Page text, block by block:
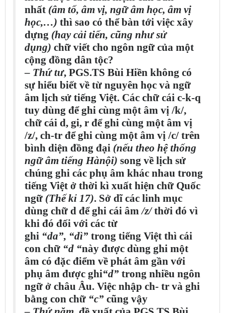
nhất (âm tố, âm vị, ngữ âm học, âm vị
học,…) thì sao có thể bàn tới việc xây
dựng (hay cải tiến, cũng như sử
dụng) chữ viết cho ngôn ngữ của một
cộng đồng dân tộc?
– Thứ tư, PGS.TS Bùi Hiền không có
sự hiểu biết về từ nguyên học và ngữ
âm lịch sử tiếng Việt. Các chữ cái c-k-q
tuy dùng để ghi cùng một âm vị /k/,
chữ cái d, gi, r để ghi cùng một âm vị
/z/, ch-tr để ghi cùng một âm vị /c/ trên
bình diện đồng đại (nếu theo hệ thống
ngữ âm tiếng Hànội) song về lịch sử
chúng ghi các phụ âm khác nhau trong
tiếng Việt ở thời kì xuất hiện chữ Quốc
ngữ (Thế kỉ 17). Sở dĩ các linh mục
dùng chữ d để ghi cái âm/z/thời đó vì
khi đó đối với các từ
ghi “da”, “dì” trong tiếng Việt thì cái
con chữ “d “này được dùng ghi một
âm có đặc điểm về phát âm gần với
phụ âm được ghi“d” trong nhiều ngôn
ngữ ở châu Âu. Việc nhập ch- tr và ghi
bằng con chữ “c” cũng vậy